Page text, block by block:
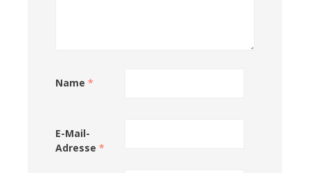
Name *
E-Mail-
Adresse *